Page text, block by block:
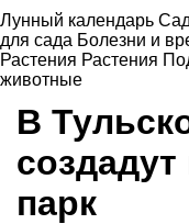
Лунный календарь
для сада Болезни и
Растения Растения
животные
В
парк